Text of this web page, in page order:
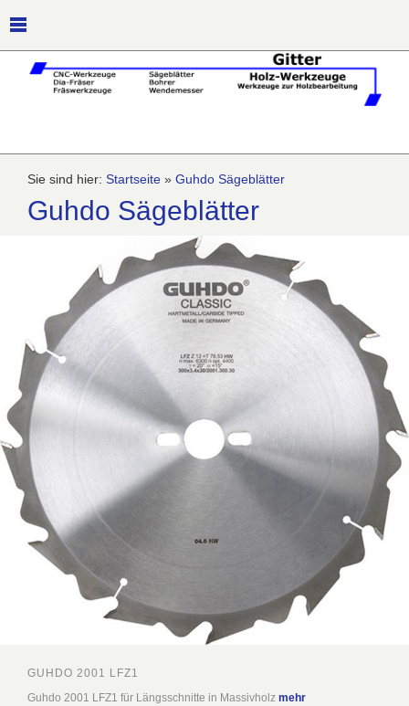
Sie sind hier: Startseite » Guhdo Sägeblätter
Guhdo Sägeblätter
GUHDO 2001 LFZ1
Guhdo 2001 LFZ1 für Längsschnitte in Massivholz mehr